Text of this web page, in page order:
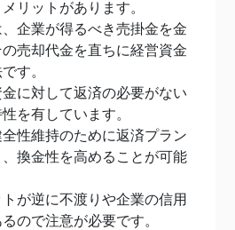
リットがあります。
企業が得るべき売掛金を金
売却代金を直ちに経営資金
す。
に対して返済の必要がない
を有しています。
性維持のために返済プラン
換金性を高めることが可能
が逆に不渡りや企業の信用
ので注意が必要です。